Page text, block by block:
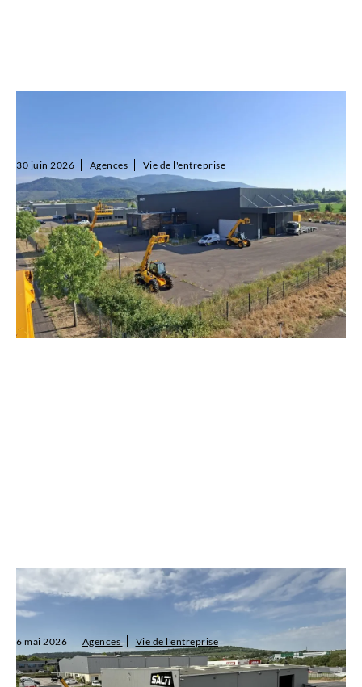
30 juin 2026 Agences Vie de l'entreprise
SALTI poursuit son développement avec l'ouverture d'une
nouvelle agence, située au 160 Rue Nicolas Koechlin, à Aspach-
Michelbach (68), près de Mulhouse. Cette implantation vient
consolider notre prése...
Lire l'article
SALTI ouvre sa 50ème agence à Nancy : un cap
historique dans le Grand Est
6 mai 2026 Agences Vie de l'entreprise
SALTI franchit une étape majeure de son développement avec
l’ouverture de sa 50ème agence, située au 703 rue Denis Papin, à